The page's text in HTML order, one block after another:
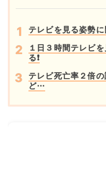
テレビを見る姿勢
１日３時間テレビ
る❗
テレビ死亡率２倍
ど⋯